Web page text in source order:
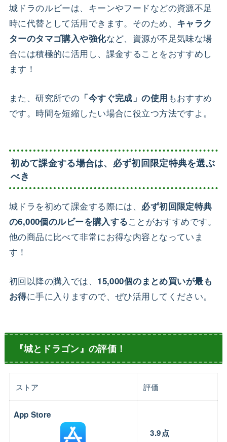
城ドラのルビーは、キーンやフードなどの資源不足
時に代替として活用できます。そのため、 キャラク
ターのタマゴ購入や強化など、資源が不足気味な場
合には積極的に活用し、課金することをおすすめし
ます！
また、研究所での 「今すぐ完成」の使用 もおすすめ
です。時間を短縮したい場合に役立つ方法ですよ。
初めて課金する場合は、必ず初回限定特典を選ぶ
べき
城ドラを初めて課金する際には、 必ず初回限定特典
の6,000個のルビーを購入することがおすすめです。
他の商品に比べて非常にお得な内容となっていま
す！
初回以降の購入では、 15,000個のまとめ買いが最も
お得に手に入りますので、ぜひ活用してください。
『城とドラゴン』の評価！
ストア 評価
App Store
3.9点